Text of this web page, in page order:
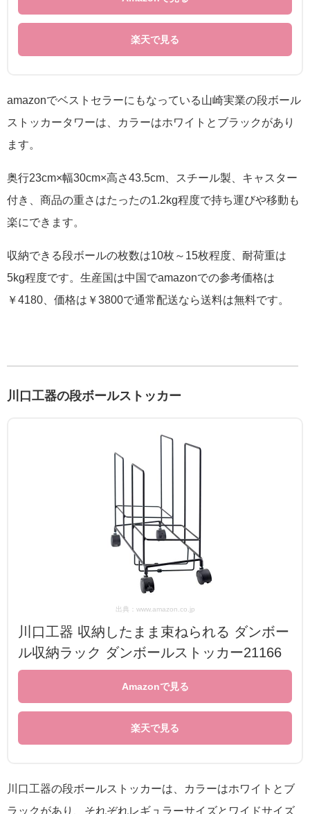
楽天で見る
amazonでベストセラーにもなっている山崎実業の段ボール
ストッカータワーは、カラーはホワイトとブラックがあり
ます。
奥行23cm×幅30cm×高さ43.5cm、スチール製、キャスター
付き、商品の重さはたったの1.2kg程度で持ち運びや移動も
楽にできます。
収納できる段ボールの枚数は10枚～15枚程度、耐荷重は
5kg程度です。生産国は中国でamazonでの参考価格は
￥4180、価格は￥3800で通常配送なら送料は無料です。
川口工器の段ボールストッカー
出典：www.amazon.co.jp
川口工器 収納したまま束ねられる ダンボー
ル収納ラック ダンボールストッカー21166
Amazonで見る
楽天で見る
川口工器の段ボールストッカーは、カラーはホワイトとブ
ラックがあり、それぞれレギュラーサイズとワイドサイズ